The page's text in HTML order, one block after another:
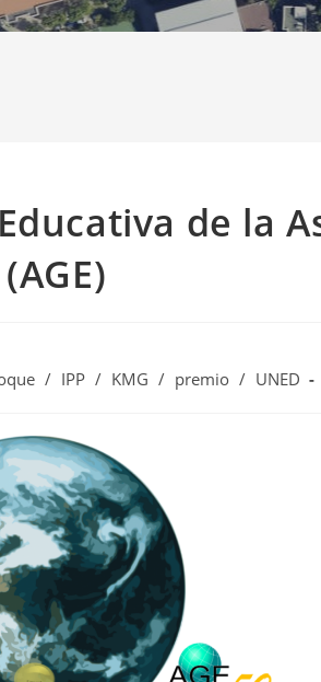
de la
/ IPP / KMG / premio / UNED